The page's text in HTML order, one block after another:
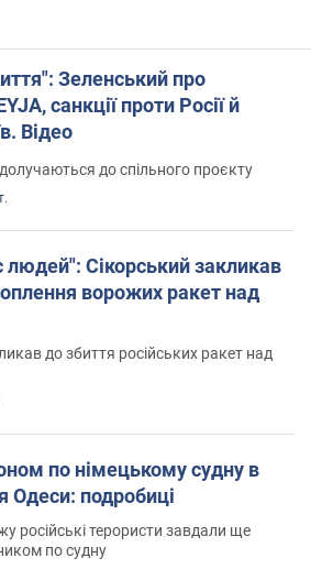
Зеленський про
санкції проти Росії й
Відео
до спільного проєкту
людей": Сікорський закликав
ворожих ракет над
до збиття російських ракет над
по німецькому судну в
Одеси: подробиці
російські терористи завдали ще
по судну